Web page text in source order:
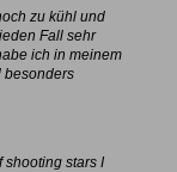
zu kühl und
Fall sehr
ich in meinem
besonders
shooting stars I